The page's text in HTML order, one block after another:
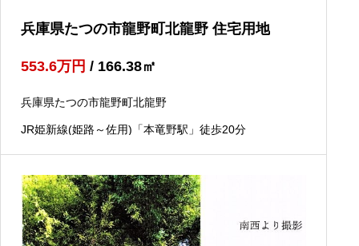
兵庫県たつの市龍野町北龍野 住宅用地
553.6万円 / 166.38㎡
兵庫県たつの市龍野町北龍野
JR姫新線(姫路～佐用)「本竜野駅」徒歩20分